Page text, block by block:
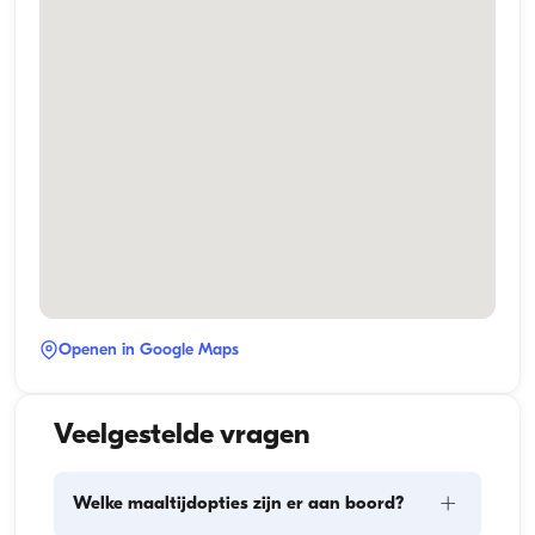
Openen in Google Maps
Veelgestelde vragen
Welke maaltijdopties zijn er aan boord? +